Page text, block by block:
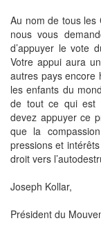
Au nom de tous les
nous vous
d’appuyer le vote
Votre appui aura
autres pays encore
les enfants du
de tout ce qui est
devez appuyer ce
que la
pressions et
droit vers
Joseph Kollar,
Président du